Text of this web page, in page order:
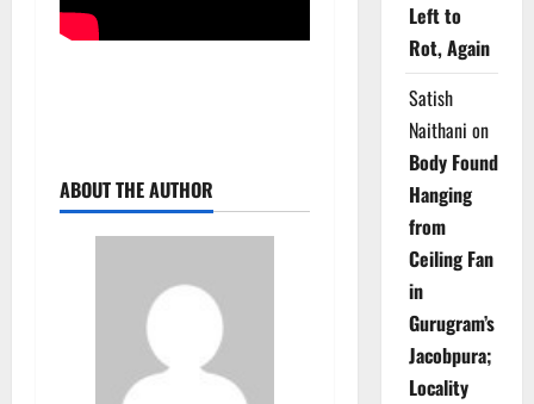
ABOUT THE AUTHOR
Left to
Rot, Again
Satish
Naithani on
Body Found
Hanging
from
Ceiling Fan
in
Gurugram’s
Jacobpura;
Locality